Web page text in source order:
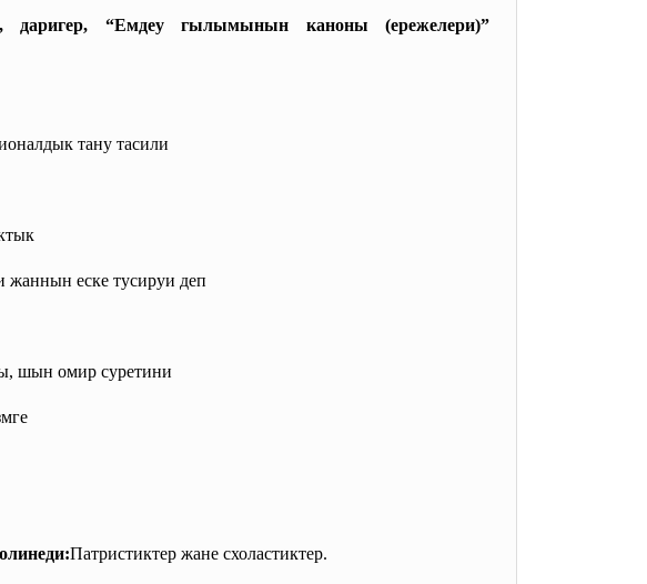
“Емдеу гылымынын каноны (ережелери)”
тану тасили
жаннын еске тусируи деп
шын омир суретини
Патристиктер жане схоластиктер.